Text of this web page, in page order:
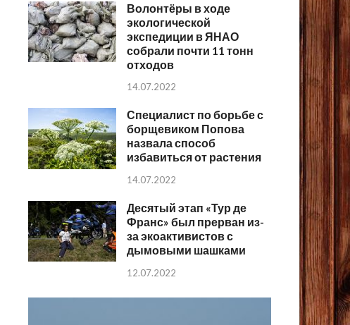
Волонтёры в ходе
экологической
экспедиции в ЯНАО
собрали почти 11 тонн
отходов
14.07.2022
Специалист по борьбе с
борщевиком Попова
назвала способ
избавиться от растения
14.07.2022
Десятый этап «Тур де
Франс» был прерван из-
за экоактивистов с
дымовыми шашками
12.07.2022